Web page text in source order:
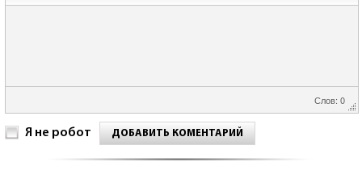
Слов: 0
Я не робот ДОБАВИТЬ КОМЕНТАРИЙ